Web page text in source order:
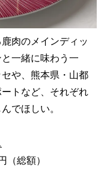
肉のメインディッ
一緒に味わう一
や、熊本県・山都
トなど、それぞれ
でほしい。
（総額）